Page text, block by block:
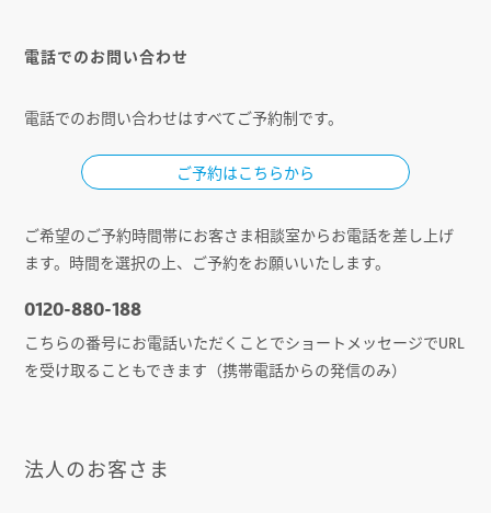
電話でのお問い合わせ
電話でのお問い合わせはすべてご予約制です。
ご予約はこちらから
ご希望のご予約時間帯にお客さま相談室からお電話を差し上げ
ます。時間を選択の上、ご予約をお願いいたします。
0120-880-188
こちらの番号にお電話いただくことでショートメッセージでURL
を受け取ることもできます（携帯電話からの発信のみ）
法人のお客さま